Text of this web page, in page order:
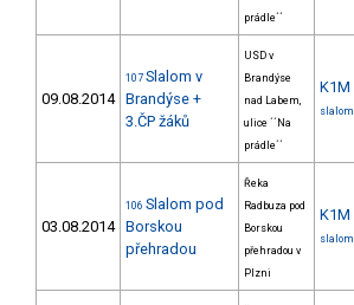
prádle´´
09.08.2014
107 Slalom v
Brandýse +
3.ČP žáků
USD v
Brandýse
nad Labem,
ulice ´´Na
prádle´´
K1M
slalom
03.08.2014
106 Slalom pod
Borskou
přehradou
Řeka
Radbuza pod
Borskou
přehradou v
Plzni
K1M
slalom